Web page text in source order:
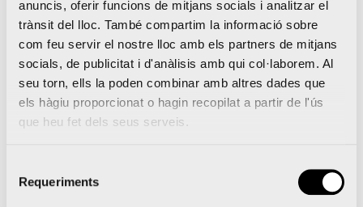
anuncis, oferir funcions de mitjans socials i analitzar el
trànsit del lloc. També compartim la informació sobre
com feu servir el nostre lloc amb els partners de mitjans
socials, de publicitat i d'anàlisis amb qui col·laborem. Al
seu torn, ells la poden combinar amb altres dades que
els hàgiu proporcionat o hagin recopilat a partir de l'ús
que heu fet dels seus serveis.
Requeriments
fer-ho encara a través del web, fins que s’esgoten
les places que resten per completar a cada seu. En
ser este un període extraordinari d’inscripció, en el
moment en què estes s’esgoten, la plataforma
d’inscripció t’ho indicarà i impedirà el registre.
El programa ‘De València a Rio’ ja compta amb 26